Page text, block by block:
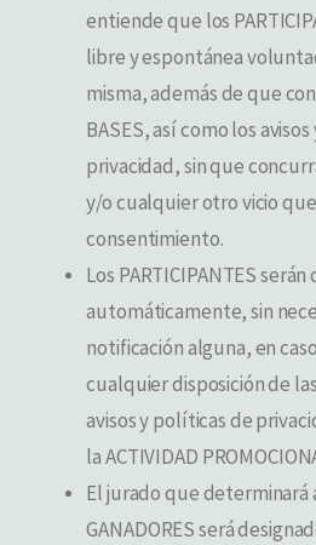
entiende que los
libre y espontánea
misma, además de que
BASES, así como los
privacidad, sin que
y/o cualquier otro vicio
consentimiento.
Los PARTICIPANTES
automáticamente, sin
notificación alguna, en
cualquier disposición de
avisos y políticas de
la ACTIVIDAD
El jurado que determinará
GANADORES será